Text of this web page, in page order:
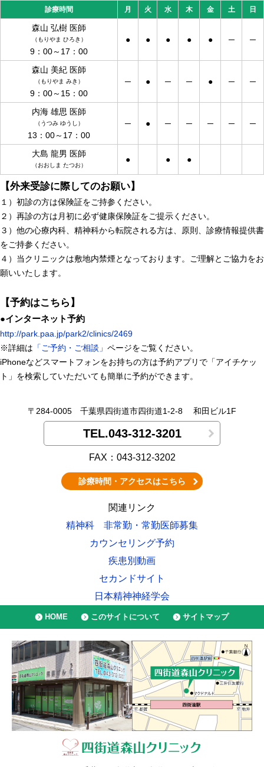
診療時間 月 火 水 木 金 土 日
森山 弘樹 医師
（もりやま ひろき）
9：00～17：00
● ● ● ● ● ─ ─
森山 美紀 医師
（もりやま みき）
9：00～15：00
─ ● ─ ─ ● ─ ─
内海 雄思 医師
（うつみ ゆうし）
13：00～17：00
─ ● ─ ─ ─ ─ ─
大島 龍男 医師
（おおしま たつお）
● ● ●
【外来受診に際してのお願い】
１）初診の方は保険証をご持参ください。
２）再診の方は月初に必ず健康保険証をご提示ください。
３）他の心療内科、精神科から転院される方は、原則、診療情報提供書
をご持参ください。
４）当クリニックは敷地内禁煙となっております。ご理解とご協力をお
願いいたします。
【予約はこちら】
●インターネット予約
http://park.paa.jp/park2/clinics/2469
※詳細は 「ご予約・ご相談」 ページをご覧ください。
iPhoneなどスマートフォンをお持ちの方は予約アプリで「アイチケッ
ト」を検索していただいても簡単に予約ができます。
〒284-0005 千葉県四街道市四街道1-2-8 和田ビル1F
TEL.043-312-3201
FAX：043-312-3202
診療時間・アクセスはこちら
関連リンク
精神科 非常勤・常勤医師募集
カウンセリング予約
疾患別動画
セカンドサイト
日本精神神経学会
HOME このサイトについて サイトマップ